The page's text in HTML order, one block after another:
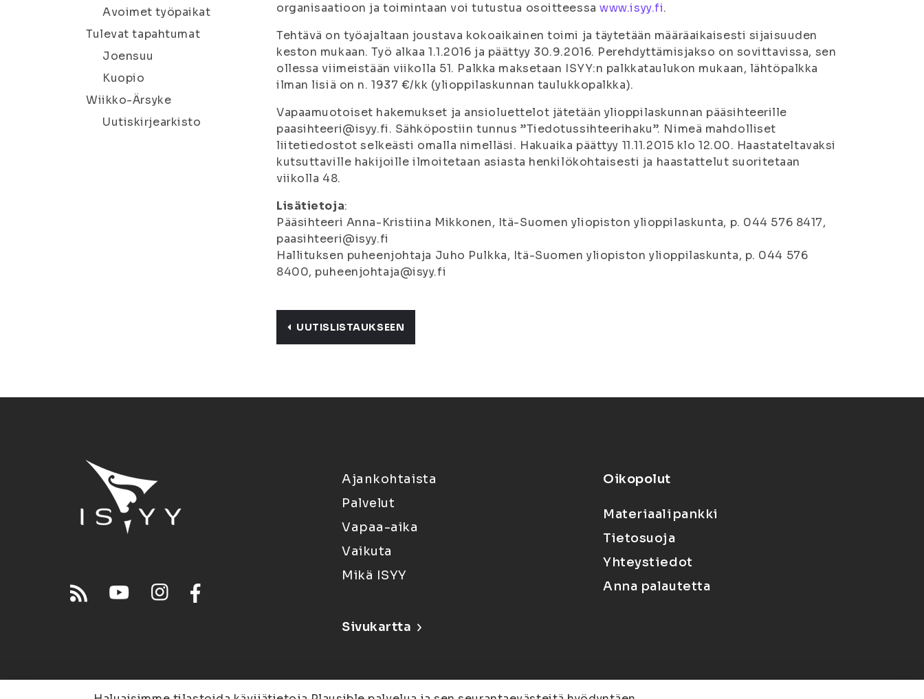
Avoimet työpaikat
Tulevat tapahtumat
Joensuu
Kuopio
Wiikko-Ärsyke
Uutiskirjearkisto
organisaatioon ja toimintaan voi tutustua osoitteessawww.isyy.fi.
Tehtävä on työajaltaan joustava kokoaikainen toimi ja täytetään määräaikaisesti sijaisuuden
keston mukaan. Työ alkaa 1.1.2016 ja päättyy 30.9.2016. Perehdyttämisjakso on sovittavissa, sen
ollessa viimeistään viikolla 51. Palkka maksetaan ISYY:n palkkataulukon mukaan, lähtöpalkka
ilman lisiä on n. 1937 €/kk (ylioppilaskunnan taulukkopalkka).
Vapaamuotoiset hakemukset ja ansioluettelot jätetään ylioppilaskunnan pääsihteerille
paasihteeri@isyy.fi. Sähköpostiin tunnus ”Tiedotussihteerihaku”. Nimeä mahdolliset
liitetiedostot selkeästi omalla nimelläsi. Hakuaika päättyy 11.11.2015 klo 12.00. Haastateltavaksi
kutsuttaville hakijoille ilmoitetaan asiasta henkilökohtaisesti ja haastattelut suoritetaan
viikolla 48.
Lisätietoja:
Pääsihteeri Anna-Kristiina Mikkonen, Itä-Suomen yliopiston ylioppilaskunta, p. 044 576 8417,
paasihteeri@isyy.fi
Hallituksen puheenjohtaja Juho Pulkka, Itä-Suomen yliopiston ylioppilaskunta, p. 044 576
8400, puheenjohtaja@isyy.fi
UUTISLISTAUKSEEN
Ajankohtaista
Palvelut
Vapaa-aika
Vaikuta
Mikä ISYY
Sivukartta
Oikopolut
Materiaalipankki
Tietosuoja
Yhteystiedot
Anna palautetta